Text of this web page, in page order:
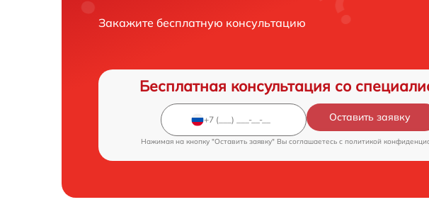
Закажите бесплатную консультацию
Бесплатная консультация со
Оставить заявку
Нажимая на кнопку "Оставить заявку" Вы соглашаетесь c политикой